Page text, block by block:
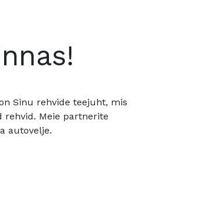
Sinu rehvide teejuht, mis
rehvid. Meie partnerite
autovelje.